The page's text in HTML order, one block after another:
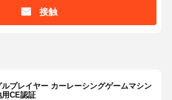
接触
ルプレイヤー カーレーシングゲームマシン
CE認証